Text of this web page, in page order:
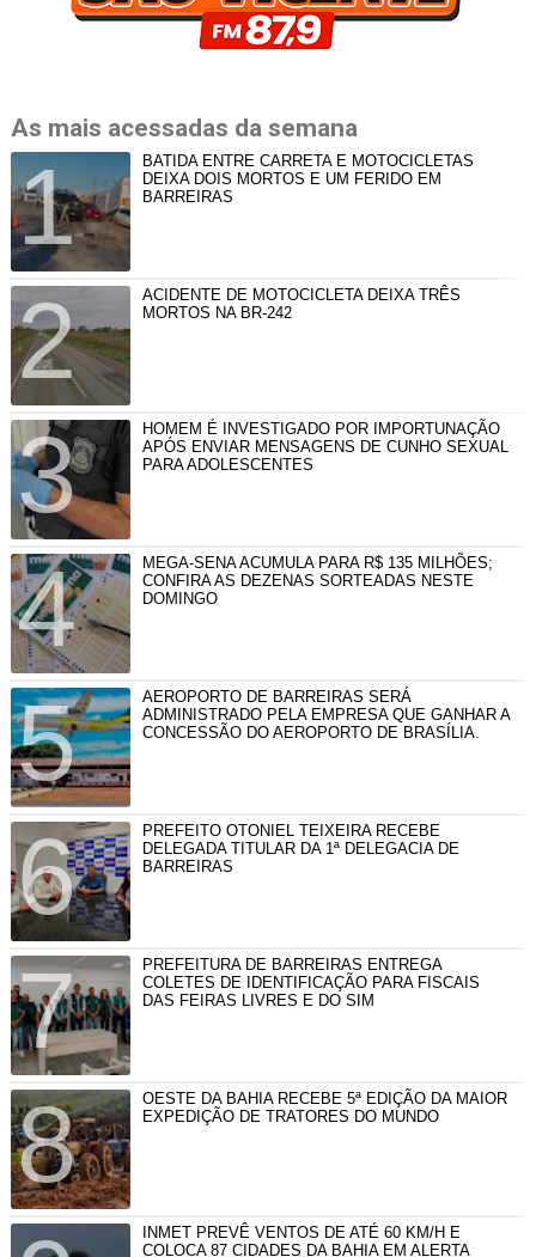
As mais acessadas da semana
BATIDA ENTRE CARRETA E MOTOCICLETAS
DEIXA DOIS MORTOS E UM FERIDO EM
BARREIRAS
ACIDENTE DE MOTOCICLETA DEIXA TRÊS
MORTOS NA BR-242
HOMEM É INVESTIGADO POR IMPORTUNAÇÃO
APÓS ENVIAR MENSAGENS DE CUNHO SEXUAL
PARA ADOLESCENTES
MEGA-SENA ACUMULA PARA R$ 135 MILHÕES;
CONFIRA AS DEZENAS SORTEADAS NESTE
DOMINGO
AEROPORTO DE BARREIRAS SERÁ
ADMINISTRADO PELA EMPRESA QUE GANHAR A
CONCESSÃO DO AEROPORTO DE BRASÍLIA.
PREFEITO OTONIEL TEIXEIRA RECEBE
DELEGADA TITULAR DA 1ª DELEGACIA DE
BARREIRAS
PREFEITURA DE BARREIRAS ENTREGA
COLETES DE IDENTIFICAÇÃO PARA FISCAIS
DAS FEIRAS LIVRES E DO SIM
OESTE DA BAHIA RECEBE 5ª EDIÇÃO DA MAIOR
EXPEDIÇÃO DE TRATORES DO MUNDO
INMET PREVÊ VENTOS DE ATÉ 60 KM/H E
COLOCA 87 CIDADES DA BAHIA EM ALERTA